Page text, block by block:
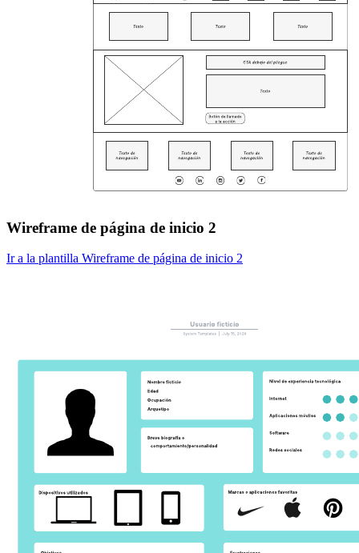
Wireframe de página de inicio 2
Ir a la plantilla Wireframe de página de inicio 2